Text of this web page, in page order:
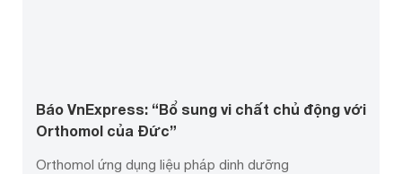
Báo VnExpress: “Bổ sung vi chất chủ động với
Orthomol của Đức”
Orthomol ứng dụng liệu pháp dinh dưỡng